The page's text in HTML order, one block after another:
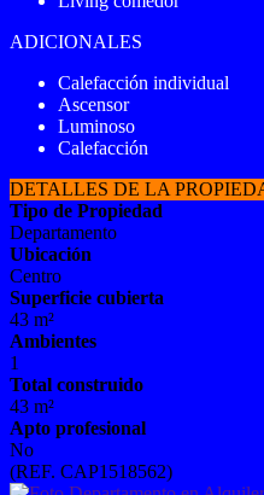
ADICIONALES
Calefacción individual
Ascensor
Luminoso
Calefacción
DETALLES DE LA
Tipo de Propiedad
Departamento
Ubicación
Centro
Superficie cubierta
43 m²
Ambientes
1
Total construido
43 m²
Apto profesional
No
(REF. CAP1518562)